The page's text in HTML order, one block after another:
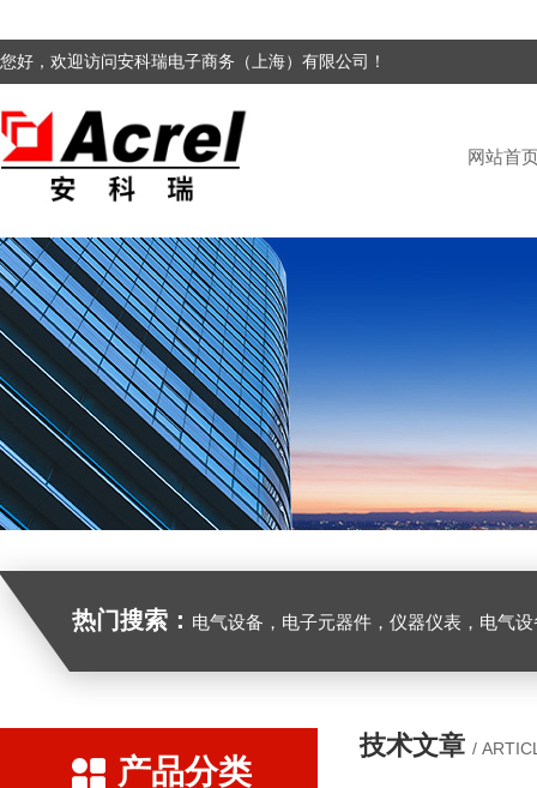
您好，欢迎访问安科瑞电子商务（上海）有限公司！
网站首
热门搜索： 电气设备，电子元器件，仪器仪表，电气
产品分类
技术文章 /